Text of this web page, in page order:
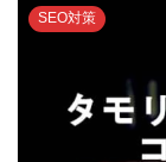
SEO対策